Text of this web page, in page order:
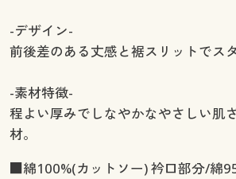
-デザイン-
前後差のある丈感と裾スリットでス
-素材特徴-
程よい厚みでしなやかなやさしい肌
材。
■綿100%(カットソー) 衿口部分/綿